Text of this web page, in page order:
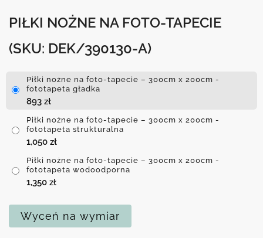
PIŁKI NOŻNE NA FOTO-TAPECIE
(SKU: DEK/390130-A)
Piłki nożne na foto-tapecie – 300cm x 200cm -
fototapeta gładka
893 zł
Piłki nożne na foto-tapecie – 300cm x 200cm -
fototapeta strukturalna
1,050 zł
Piłki nożne na foto-tapecie – 300cm x 200cm -
fototapeta wodoodporna
1,350 zł
Wyceń na wymiar